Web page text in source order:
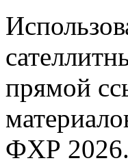
прямой
ФХР